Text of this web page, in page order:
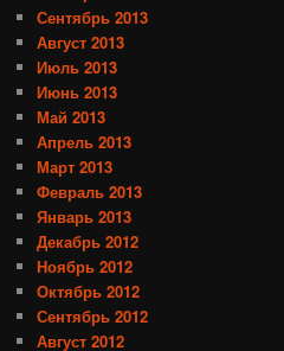
Сентябрь 2013
Август 2013
Июль 2013
Июнь 2013
Май 2013
Апрель 2013
Март 2013
Февраль 2013
Январь 2013
Декабрь 2012
Ноябрь 2012
Октябрь 2012
Сентябрь 2012
Август 2012